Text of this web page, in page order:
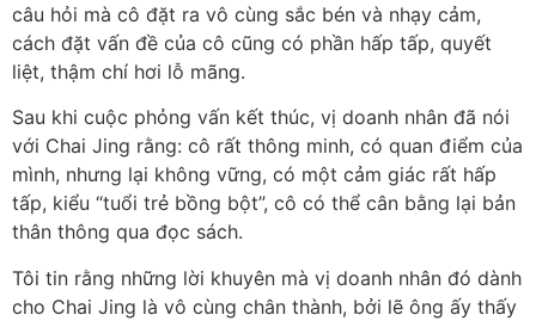
câu hỏi mà cô đặt ra vô cùng sắc bén và nhạy cảm,
cách đặt vấn đề của cô cũng có phần hấp tấp, quyết
liệt, thậm chí hơi lỗ mãng.
Sau khi cuộc phỏng vấn kết thúc, vị doanh nhân đã nói
với Chai Jing rằng: cô rất thông minh, có quan điểm của
mình, nhưng lại không vững, có một cảm giác rất hấp
tấp, kiểu “tuổi trẻ bồng bột”, cô có thể cân bằng lại bản
thân thông qua đọc sách.
Tôi tin rằng những lời khuyên mà vị doanh nhân đó dành
cho Chai Jing là vô cùng chân thành, bởi lẽ ông ấy thấy